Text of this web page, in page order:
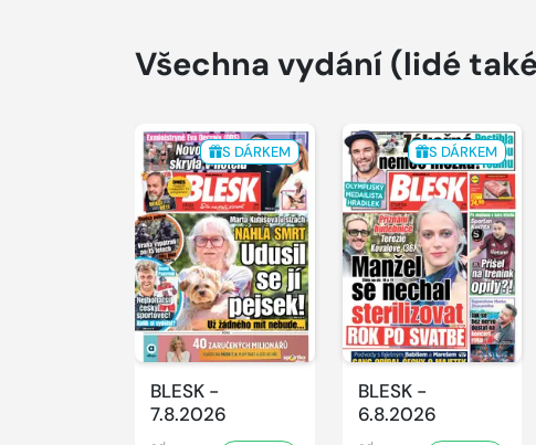
Všechna vydání (lidé
S DÁRKEM
BLESK -
7.8.2026
S DÁRKEM
BLESK -
6.8.2026